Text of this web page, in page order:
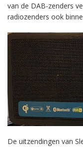
van de DAB-zenders
radiozenders ook
De uitzendingen van